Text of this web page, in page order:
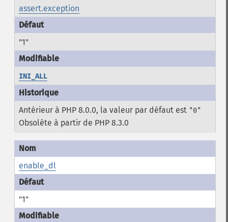
assert.exception
"1"
INI_ALL
Antérieur à PHP 8.0.0, la valeur par défaut est "0"
Obsolète à partir de PHP 8.3.0
enable_dl
"1"